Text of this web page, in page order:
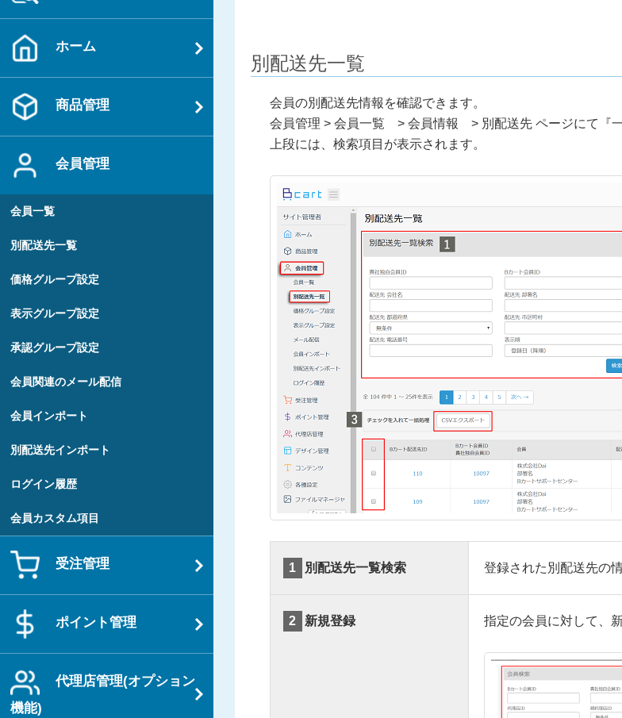
ホーム
商品管理
会員管理
会員一覧
別配送先一覧
価格グループ設定
表示グループ設定
承認グループ設定
会員関連のメール配信
会員インポート
別配送先インポート
ログイン履歴
会員カスタム項目
受注管理
ポイント管理
代理店管理(オプション
機能)
別配送先一覧
会員の別配送先情報を確認できます。
会員管理 > 会員一覧 > 会員情報 > 別配送先 ページにて『一
上段には、検索項目が表示されます。
1 別配送先一覧検索 登録された別配送先の
2 新規登録 指定の会員に対して、